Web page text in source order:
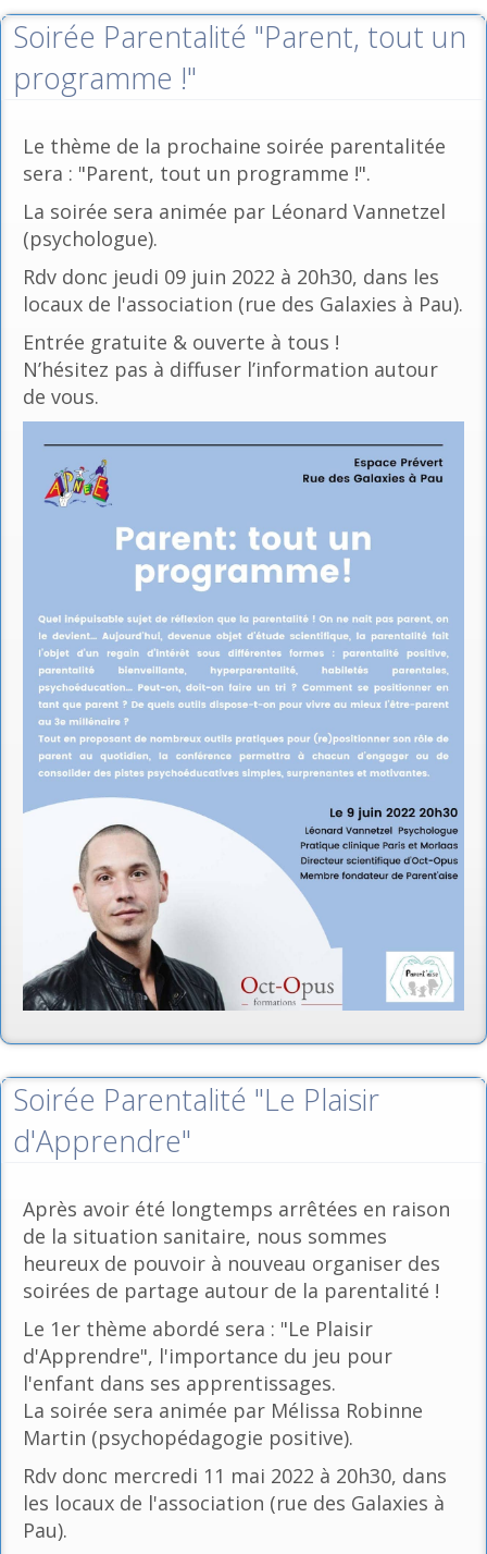
Soirée Parentalité "Parent, tout un
programme !"
Le thème de la prochaine soirée parentalitée
sera : "Parent, tout un programme !".
La soirée sera animée par Léonard Vannetzel
(psychologue).
Rdv donc jeudi 09 juin 2022 à 20h30, dans les
locaux de l'association (rue des Galaxies à Pau).
Entrée gratuite & ouverte à tous !
N’hésitez pas à diffuser l’information autour
de vous.
Soirée Parentalité "Le Plaisir
d'Apprendre"
Après avoir été longtemps arrêtées en raison
de la situation sanitaire, nous sommes
heureux de pouvoir à nouveau organiser des
soirées de partage autour de la parentalité !
Le 1er thème abordé sera : "Le Plaisir
d'Apprendre", l'importance du jeu pour
l'enfant dans ses apprentissages.
La soirée sera animée par Mélissa Robinne
Martin (psychopédagogie positive).
Rdv donc mercredi 11 mai 2022 à 20h30, dans
les locaux de l'association (rue des Galaxies à
Pau).